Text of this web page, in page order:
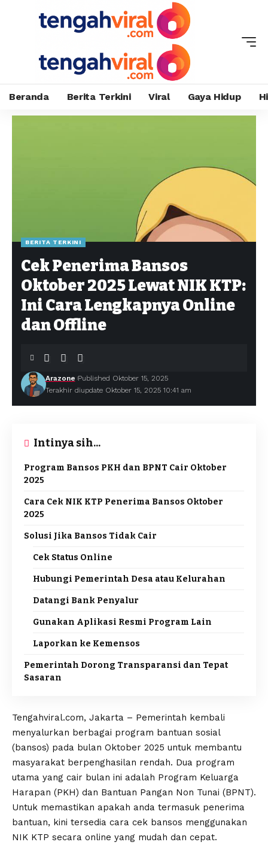
Beranda Berita Terkini Viral Gaya Hidup
BERITA TERKINI
Cek Penerima Bansos
Oktober 2025 Lewat NIK KTP:
Ini Cara Lengkapnya Online
dan Offline
Terakhir diupdate Oktober 15, 2025 10:41 am
Arazone Published Oktober 15, 2025
Intinya sih...
Program Bansos PKH dan BPNT Cair Oktober
2025
Cara Cek NIK KTP Penerima Bansos Oktober
2025
Solusi Jika Bansos Tidak Cair
Cek Status Online
Hubungi Pemerintah Desa atau Kelurahan
Datangi Bank Penyalur
Gunakan Aplikasi Resmi Program Lain
Laporkan ke Kemensos
Pemerintah Dorong Transparansi dan Tepat
Sasaran
Tengahviral.com, Jakarta – Pemerintah kembali
menyalurkan berbagai program bantuan sosial
(bansos) pada bulan Oktober 2025 untuk membantu
masyarakat berpenghasilan rendah. Dua program
utama yang cair bulan ini adalah Program Keluarga
Harapan (PKH) dan Bantuan Pangan Non Tunai (BPNT).
Untuk memastikan apakah anda termasuk penerima
bantuan, kini tersedia cara cek bansos menggunakan
NIK KTP secara online yang mudah dan cepat.